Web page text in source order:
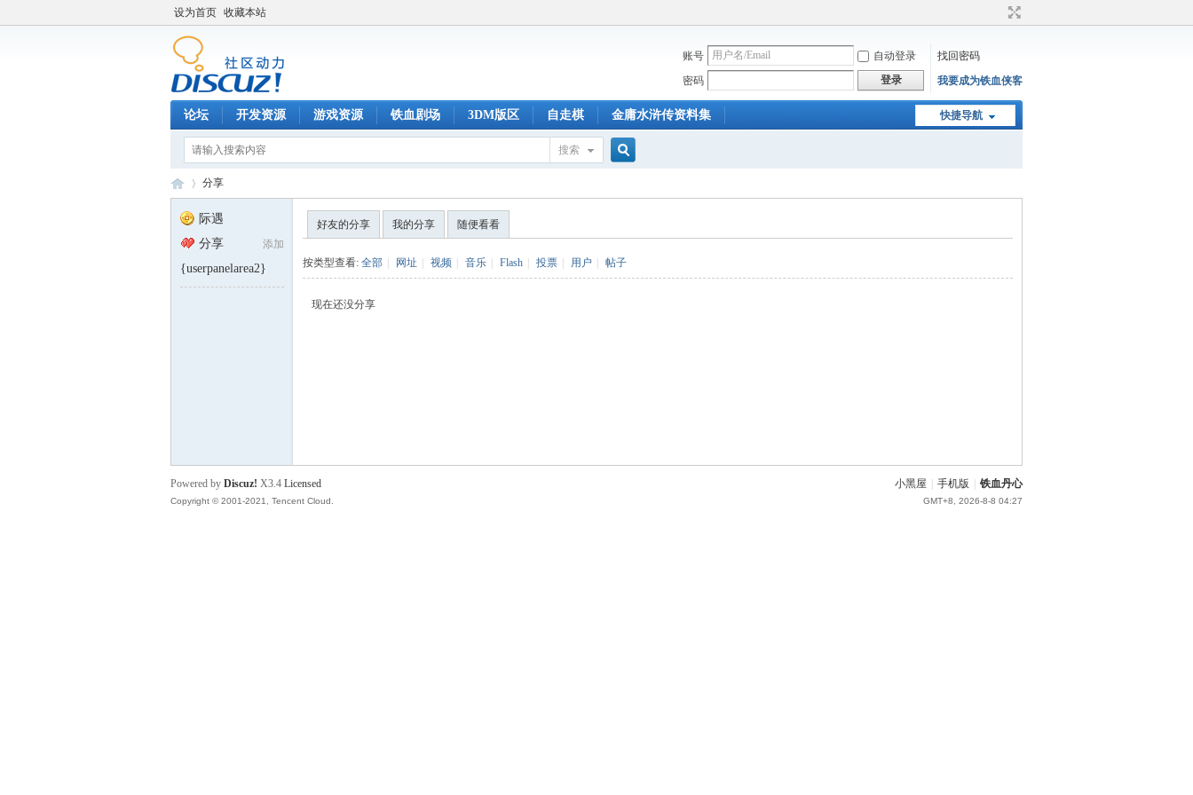
设为首页 收藏本站
账号 自动登录
找回密码
密码
登录 我要成为铁血侠客
快捷导航
论坛 开发资源 游戏资源 铁血剧场 3DM版区 自走棋 金庸水浒传资料集
搜索
分享
际遇
添加
分享
{userpanelarea2}
好友的分享 我的分享 随便看看
按类型查看: 全部 网址 视频 音乐 Flash 投票 用户 帖子
现在还没分享
小黑屋 手机版 铁血丹心
GMT+8, 2026-8-8 04:27
Powered by Discuz! X3.4 Licensed
Copyright © 2001-2021, Tencent Cloud.